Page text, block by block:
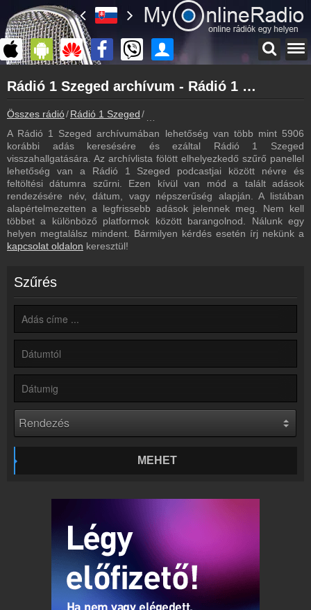
myonlineradio.hu
Rádió 1 Szeged
Vissza a Rádió 1 Szeged oldalára
Bejelentkezés
Hozz létre saját fiókot!
Most szól
Tudd meg mi szólt eddig
Műsorújság
Rádió 1 Szeged műsorai
Webkamera
Kapcsolat
Írj nekünk!
Partnerek
Rádiós partnerek
Ágyazd be weboldaladba
Készítés lépésről lépésre
Rádió 1 Szeged archívum - Rádió 1 Szeged podcasts - Rádió 1 Szeged visszahallgatás
Összes rádió Rádió 1 Szeged
A Rádió 1 Szeged archívumában lehetőség van több mint 5906
korábbi adás keresésére és ezáltal Rádió 1 Szeged
visszahallgatására. Az archívlista fölött elhelyezkedő szűrő panellel
lehetőség van a Rádió 1 Szeged podcastjai között névre és
feltöltési dátumra szűrni. Ezen kívül van mód a talált adások
rendezésére név, dátum, vagy népszerűség alapján. A listában
alapértelmezetten a legfrissebb adások jelennek meg. Nem kell
többet a különböző platformok között barangolnod. Nálunk egy
helyen megtalálsz mindent. Bármilyen kérdés esetén írj nekünk a
kapcsolat oldalon keresztül!
Szűrés
MEHET